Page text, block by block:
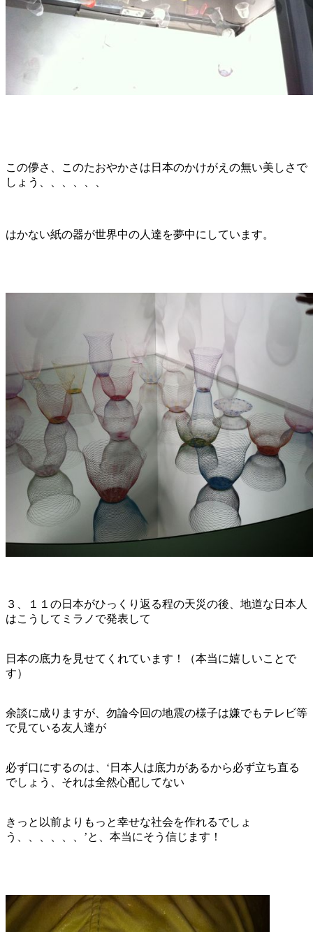
この儚さ、このたおやかさは日本のかけがえの無い美しさで
しょう、、、、、、
はかない紙の器が世界中の人達を夢中にしています。
３、１１の日本がひっくり返る程の天災の後、地道な日本人
はこうしてミラノで発表して
日本の底力を見せてくれています！（本当に嬉しいことで
す）
余談に成りますが、勿論今回の地震の様子は嫌でもテレビ等
で見ている友人達が
必ず口にするのは、‘日本人は底力があるから必ず立ち直る
でしょう、それは全然心配してない
きっと以前よりもっと幸せな社会を作れるでしょ
う、、、、、、’と、本当にそう信じます！